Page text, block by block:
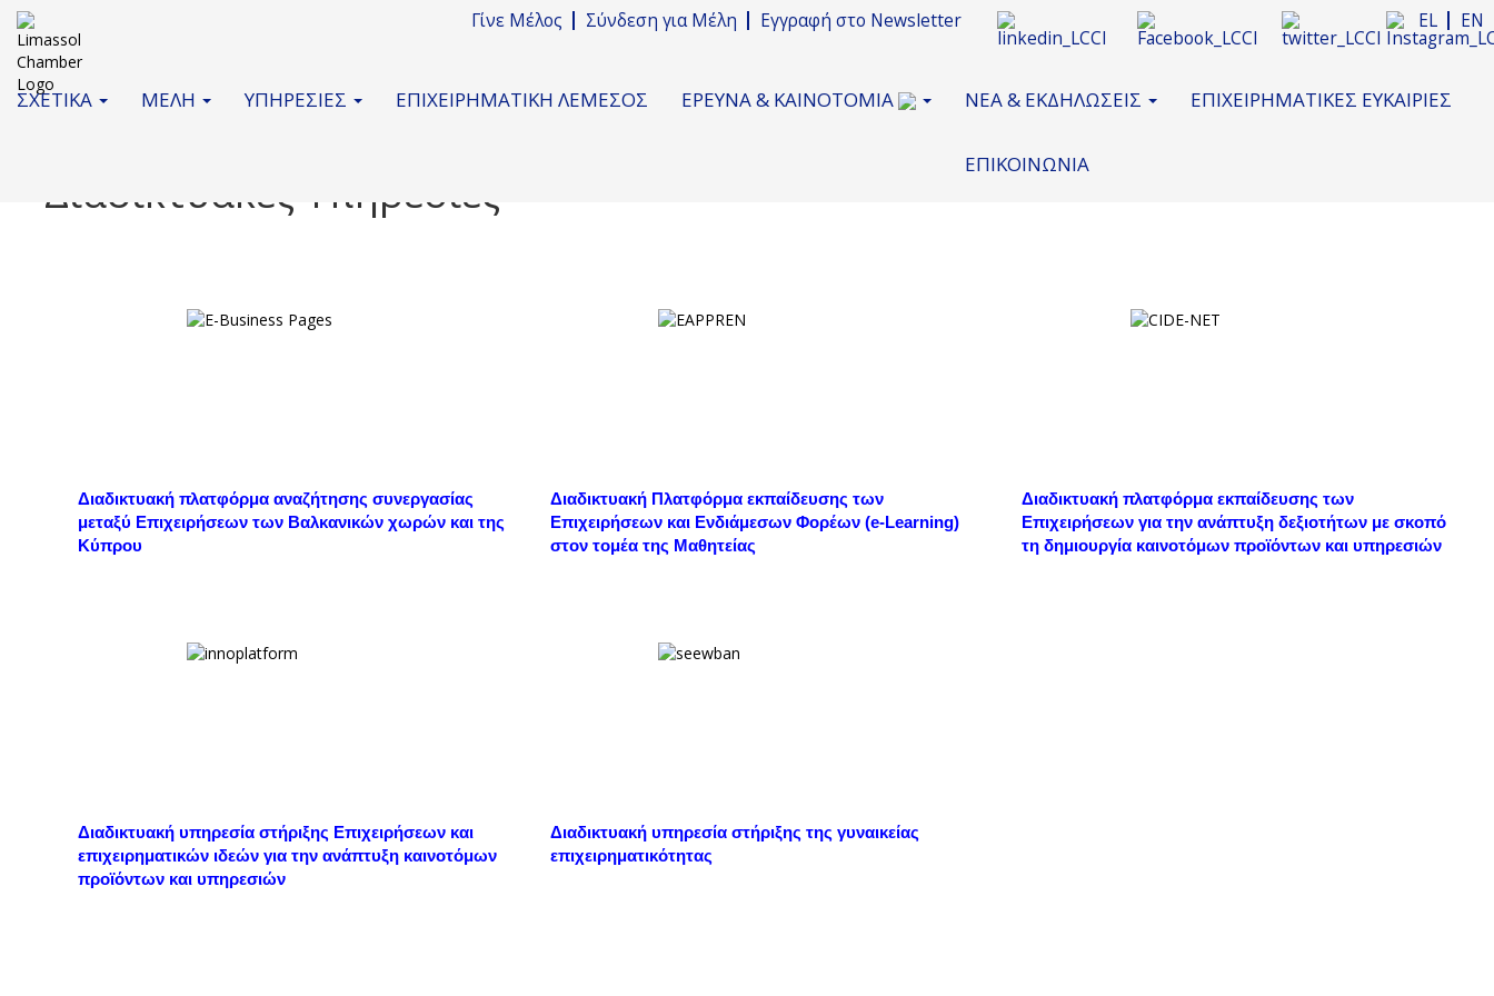
Γίνε Μέλος Σύνδεση για Μέλη Εγγραφή στο Newsletter EL EN
ΣΧΕΤΙΚΑ ΜΕΛΗ ΥΠΗΡΕΣΙΕΣ ΕΠΙΧΕΙΡΗΜΑΤΙΚΗ ΛΕΜΕΣΟΣ ΕΡΕΥΝΑ & ΚΑΙΝΟΤΟΜΙΑ ΝΕΑ & ΕΚΔΗΛΩΣΕΙΣ ΕΠΙΧΕΙΡΗΜΑΤΙΚΕΣ ΕΥΚΑΙΡΙΕΣ
ΕΠΙΚΟΙΝΩΝΙΑ
Διαδικτυακές Υπηρεσίες
Διαδικτυακή πλατφόρμα αναζήτησης συνεργασίας
μεταξύ Επιχειρήσεων των Βαλκανικών χωρών και της
Κύπρου
Διαδικτυακή Πλατφόρμα εκπαίδευσης των
Επιχειρήσεων και Ενδιάμεσων Φορέων (e-Learning)
στον τομέα της Μαθητείας
Διαδικτυακή πλατφόρμα εκπαίδευσης των
Επιχειρήσεων για την ανάπτυξη δεξιοτήτων με σκοπό
τη δημιουργία καινοτόμων προϊόντων και υπηρεσιών
Διαδικτυακή υπηρεσία στήριξης Επιχειρήσεων και
επιχειρηματικών ιδεών για την ανάπτυξη καινοτόμων
προϊόντων και υπηρεσιών
Διαδικτυακή υπηρεσία στήριξης της γυναικείας
επιχειρηματικότητας